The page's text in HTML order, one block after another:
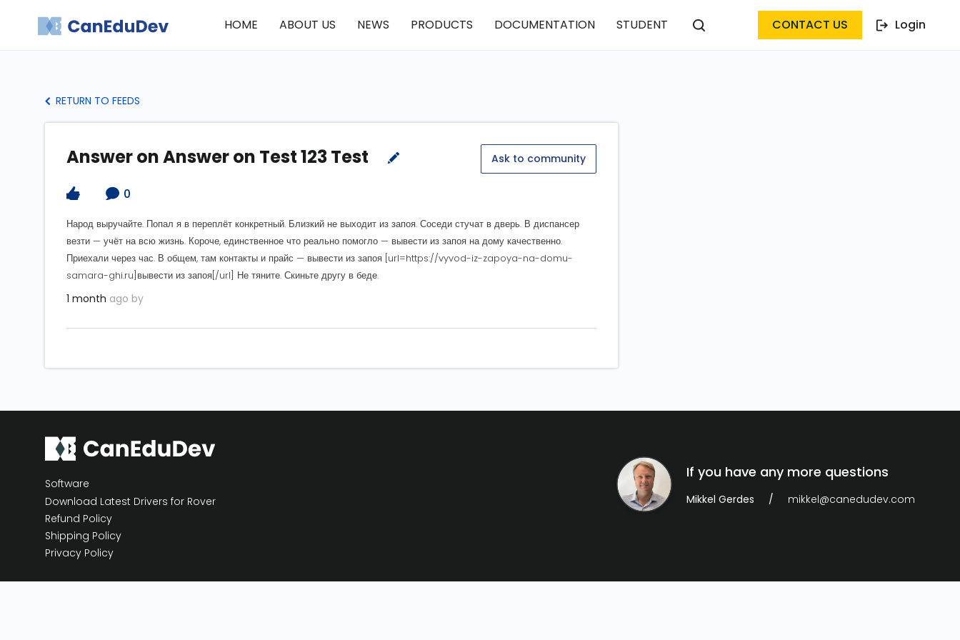
HOME ABOUT US NEWS PRODUCTS DOCUMENTATION STUDENT CONTACT US Login
RETURN TO FEEDS
Answer on Answer on Test 123 Test Ask to community
0
Народ выручайте. Попал я в переплёт конкретный. Близкий не выходит из запоя. Соседи стучат в дверь. В диспансер
везти — учёт на всю жизнь. Короче, единственное что реально помогло — вывести из запоя на дому качественно.
Приехали через час. В общем, там контакты и прайс — вывести из запоя [url=https://vyvod-iz-zapoya-na-domu-
samara-ghi.ru]вывести из запоя[/url] Не тяните. Скиньте другу в беде.
1 month ago by
Software
Download Latest Drivers for Rover
Refund Policy
Shipping Policy
Privacy Policy
If you have any more questions
Mikkel Gerdes mikkel@canedudev.com